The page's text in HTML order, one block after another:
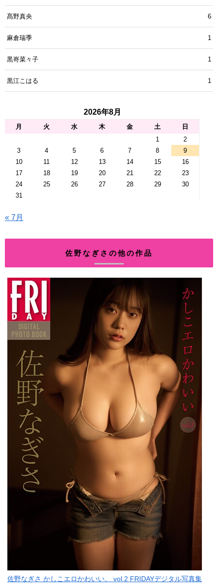
髙野真央 6
麻倉瑞季 1
黒嵜菜々子 1
黒江こはる 1
2026年8月
月 火 水 木 金 土
日
1
2
3
4 5 6 7 8
9
10
11 12 13 14 15
16
17
18 19 20 21 22
23
24
25 26 27 28 29
30
31
« 7月
佐野なぎさの他の作品
佐野なぎさ かしこエロかわいい。 vol.2 FRIDAYデジタル写真集